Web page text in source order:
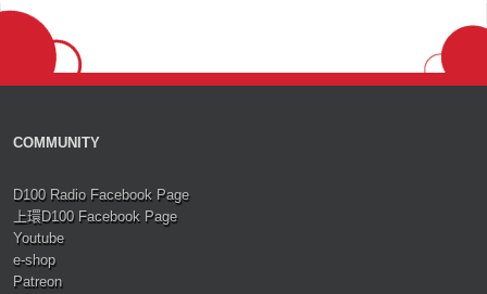
COMMUNITY
D100 Radio Facebook Page
上環D100 Facebook Page
Youtube
e-shop
Patreon